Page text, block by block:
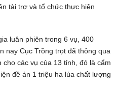
tài trợ và tổ chức thực hiện
luân phiên trong 6 vụ, 400
nay Cục Trồng trọt đã thông qua
các vụ của 13 tỉnh, đó là cẩm
đề án 1 triệu ha lúa chất lượng